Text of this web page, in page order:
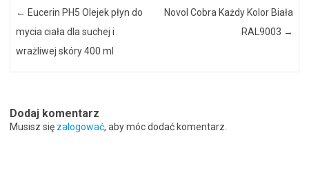
← Eucerin PH5 Olejek płyn do
mycia ciała dla suchej i
wrażliwej skóry 400 ml
Novol Cobra Każdy Kolor Biała
RAL9003 →
Dodaj komentarz
Musisz się zalogować, aby móc dodać komentarz.